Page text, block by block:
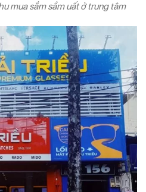
mua sắm sầm uất ở trung tâm